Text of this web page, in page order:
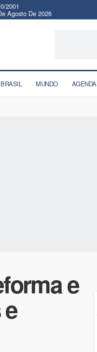
2001
Agosto De 2026
BRASIL MUNDO AGENDA
e